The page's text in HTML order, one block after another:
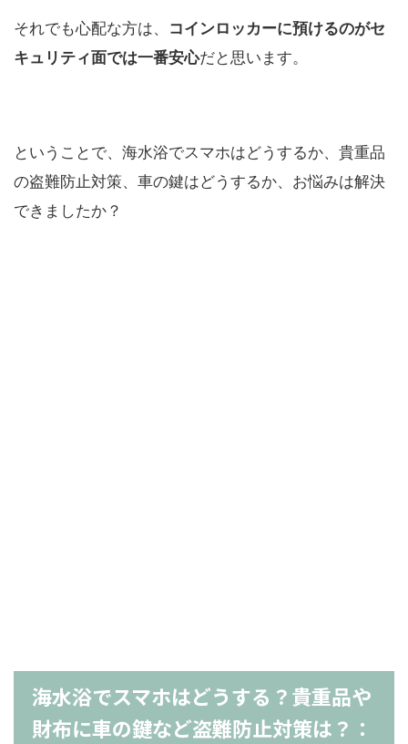
それでも心配な方は、
コインロッカーに預けるのがセ
キュリティ面では一番安心だと思います。
ということで、海水浴でスマホはどうするか、貴重品
の盗難防止対策、車の鍵はどうするか、お悩みは解決
できましたか？
海水浴でスマホはどうする？貴重品や
財布に車の鍵など盗難防止対策は？：